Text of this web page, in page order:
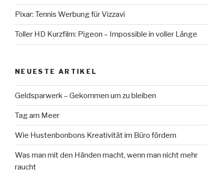
Pixar: Tennis Werbung für Vizzavi
Toller HD Kurzfilm: Pigeon – Impossible in voller Länge
NEUESTE ARTIKEL
Geldsparwerk – Gekommen um zu bleiben
Tag am Meer
Wie Hustenbonbons Kreativität im Büro fördern
Was man mit den Händen macht, wenn man nicht mehr
raucht